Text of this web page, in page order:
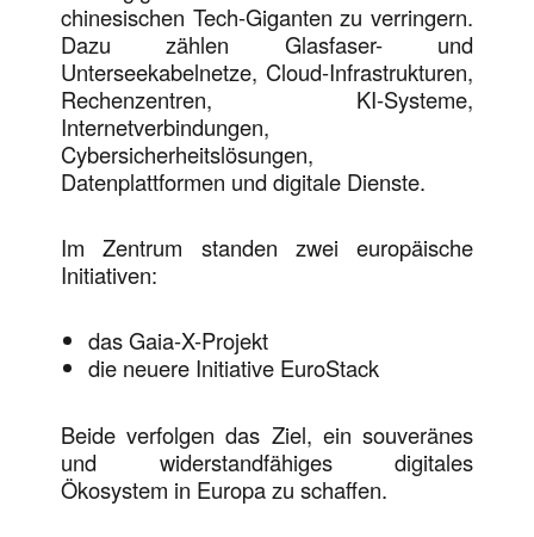
chinesischen Tech-Giganten zu verringern.
Dazu zählen Glasfaser- und
Unterseekabelnetze, Cloud-Infrastrukturen,
Rechenzentren, KI-Systeme,
Internetverbindungen,
Cybersicherheitslösungen,
Datenplattformen und digitale Dienste.
Im Zentrum standen zwei europäische
Initiativen:
das Gaia-X-Projekt
die neuere Initiative EuroStack
Beide verfolgen das Ziel, ein souveränes
und widerstandfähiges digitales
Ökosystem in Europa zu schaffen.